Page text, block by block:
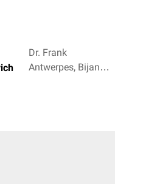
Dr. Frank
Antwerpes, Bijan